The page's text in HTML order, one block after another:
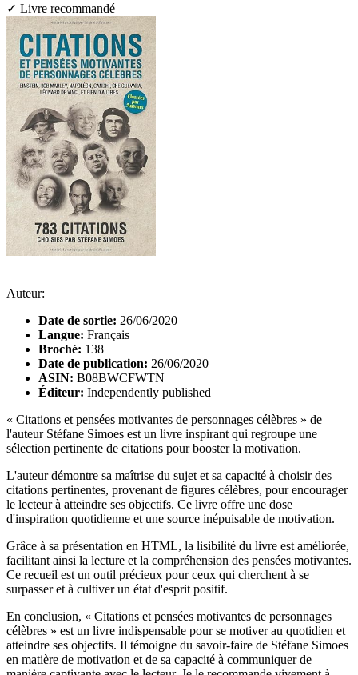
✓ Livre recommandé
Auteur:
Date de sortie: 26/06/2020
Langue: Français
Broché: 138
Date de publication: 26/06/2020
ASIN: B08BWCFWTN
Éditeur: Independently published
« Citations et pensées motivantes de personnages célèbres » de
l'auteur Stéfane Simoes est un livre inspirant qui regroupe une
sélection pertinente de citations pour booster la motivation.
L'auteur démontre sa maîtrise du sujet et sa capacité à choisir des
citations pertinentes, provenant de figures célèbres, pour encourager
le lecteur à atteindre ses objectifs. Ce livre offre une dose
d'inspiration quotidienne et une source inépuisable de motivation.
Grâce à sa présentation en HTML, la lisibilité du livre est améliorée,
facilitant ainsi la lecture et la compréhension des pensées motivantes.
Ce recueil est un outil précieux pour ceux qui cherchent à se
surpasser et à cultiver un état d'esprit positif.
En conclusion, « Citations et pensées motivantes de personnages
célèbres » est un livre indispensable pour se motiver au quotidien et
atteindre ses objectifs. Il témoigne du savoir-faire de Stéfane Simoes
en matière de motivation et de sa capacité à communiquer de